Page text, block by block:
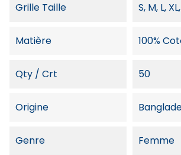
Grille Taille S, M, L,
Matière 100%
Qty / Crt 50
Origine
Genre Femme